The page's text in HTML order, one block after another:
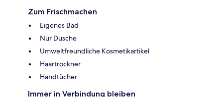
Zum Frischmachen
Eigenes Bad
Nur Dusche
Umweltfreundliche Kosmetikartikel
Haartrockner
Handtücher
Immer in Verbindung bleiben